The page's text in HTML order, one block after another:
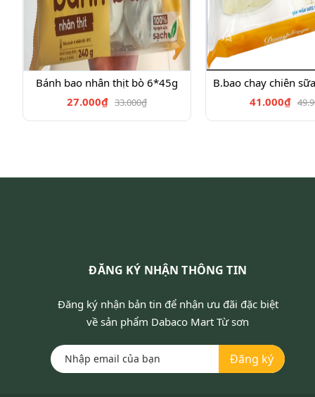
Bánh bao nhân thịt bò 6*45g
27.000₫ 33.000₫
B.bao chay chiên
41.000₫
ĐĂNG KÝ NHẬN THÔNG TIN
Đăng ký nhận bản tin để nhận ưu đãi đặc biệt
về sản phẩm Dabaco Mart Từ sơn
Đăng ký